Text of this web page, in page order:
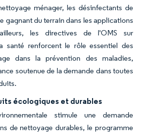
ménager, les désinfectants de
gagnant du terrain dans les applications
les directives de l'OMS sur
santé renforcent le rôle essentiel des
dans la prévention des maladies,
soutenue de la demande dans toutes
écologiques et durables
stimule une demande
de nettoyage durables, le programme